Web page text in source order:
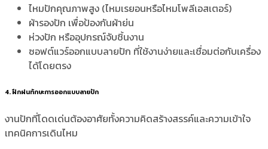
ไหมปักคุณภาพสูง (ไหมเรยอนหรือไหมโพลีเอสเตอร์)
ผ้ารองปัก เพื่อป้องกันผ้าย่น
ห่วงปัก หรืออุปกรณ์จับชิ้นงาน
ซอฟต์แวร์ออกแบบลายปัก ที่ใช้งานง่ายและเชื่อมต่อกับเครื่อง
ได้โดยตรง
4. ฝึกฝนทักษะการออกแบบลายปัก
งานปักที่โดดเด่นต้องอาศัยทั้งความคิดสร้างสรรค์และความเข้าใจ
เทคนิคการเดินไหม